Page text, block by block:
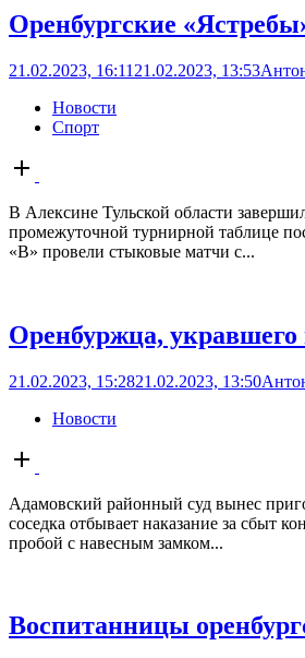
Оренбургские
21.02.2023, 16:11 21.02.2023, 13:53
Новости
Спорт
Open
post
В Алексине Тульской области
промежуточной турнирной таблице
«В» провели стыковые матчи с...
Оренбуржца, укравшего
21.02.2023, 15:2821.02.2023, 13:50
Новости
Open
post
Адамовский районный суд вынес
соседка отбывает наказание за сбыт
пробой с навесным замком...
Воспитанницы